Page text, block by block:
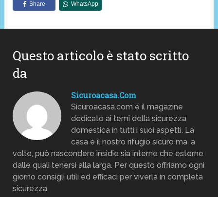
Share WhatsApp
Questo articolo è stato scritto
da
Sicuroacasa.com
Sicuroacasa.com è il magazine
dedicato ai temi della sicurezza
domestica in tutti i suoi aspetti. La
casa è il nostro rifugio sicuro ma, a
volte, può nascondere insidie sia interne che esterne
dalle quali tenersi alla larga. Per questo offriamo ogni
giorno consigli utili ed efficaci per viverla in completa
sicurezza